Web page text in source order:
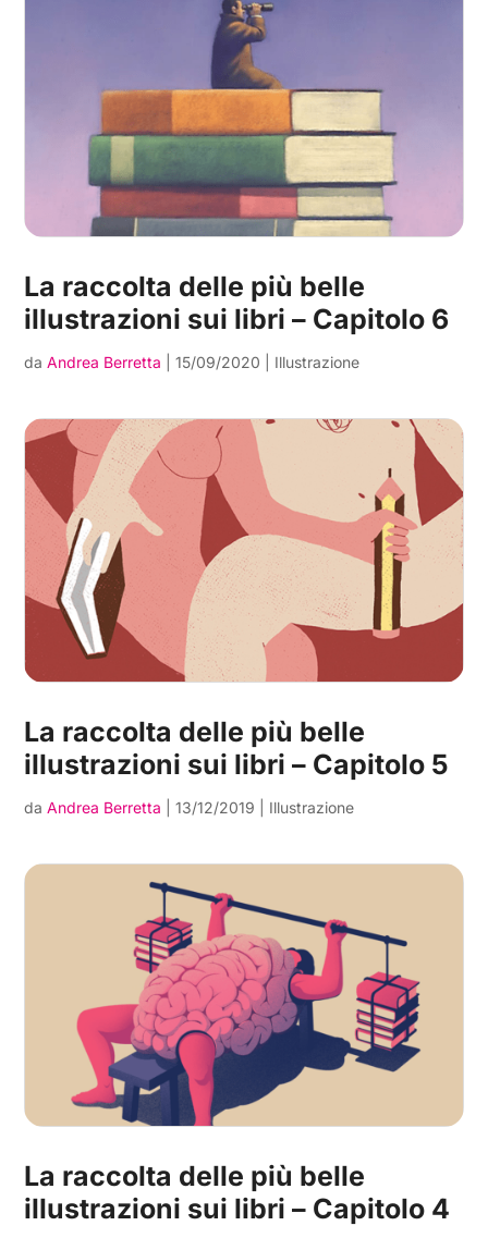
La raccolta delle più belle
illustrazioni sui libri – Capitolo 6
daAndrea Berretta |15/09/2020 Illustrazione
La raccolta delle più belle
illustrazioni sui libri – Capitolo 5
daAndrea Berretta |13/12/2019 Illustrazione
La raccolta delle più belle
illustrazioni sui libri – Capitolo 4